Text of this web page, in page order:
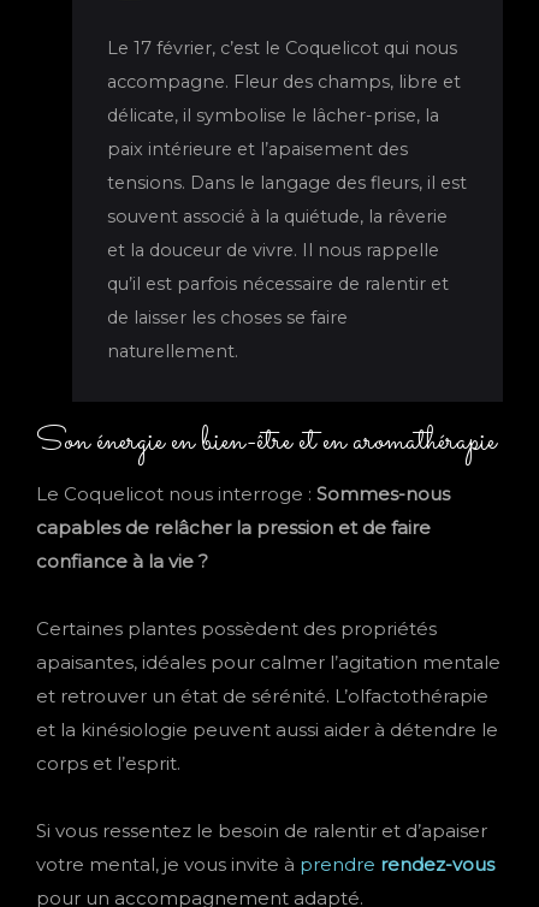
Le 17 février, c’est le Coquelicot qui nous
accompagne. Fleur des champs, libre et
délicate, il symbolise le lâcher-prise, la
paix intérieure et l’apaisement des
tensions. Dans le langage des fleurs, il est
souvent associé à la quiétude, la rêverie
et la douceur de vivre. Il nous rappelle
qu’il est parfois nécessaire de ralentir et
de laisser les choses se faire
naturellement.
Son énergie en bien-être et en aromathérapie
Le Coquelicot nous interroge : Sommes-nous
capables de relâcher la pression et de faire
confiance à la vie ?
Certaines plantes possèdent des propriétés
apaisantes, idéales pour calmer l’agitation mentale
et retrouver un état de sérénité. L’olfactothérapie
et la kinésiologie peuvent aussi aider à détendre le
corps et l’esprit.
Si vous ressentez le besoin de ralentir et d’apaiser
votre mental, je vous invite à prendre rendez-vous
pour un accompagnement adapté.